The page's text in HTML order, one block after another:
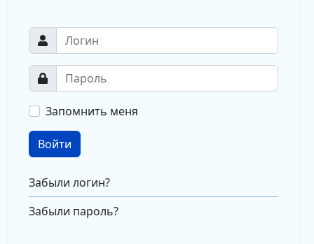
Запомнить меня
Войти
Забыли логин?
Забыли пароль?